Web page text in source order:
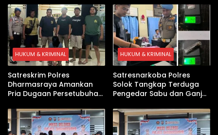
HUKUM & KRIMINAL
Satreskrim Polres
Dharmasraya Amankan
Pria Dugaan Persetubuhan
HUKUM & KRIMINAL
Satresnarkoba Polres
Solok Tangkap Terduga
Pengedar Sabu dan Ganja